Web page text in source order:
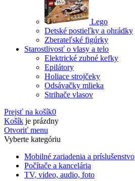
Lego
Detské postieľky a ohrádky
Zberateľské figúrky
Starostlivosť o vlasy a telo
Elektrické zubné kefky
Epilátory
Holiace strojčeky
Odsávačky mlieka
Strihače vlasov
Prejsť na košík0
Košík je prázdny
Otvoriť menu
Vyberte kategóriu
Mobilné zariadenia a príslušenstvo
Počítače a kancelária
TV, video, audio, foto